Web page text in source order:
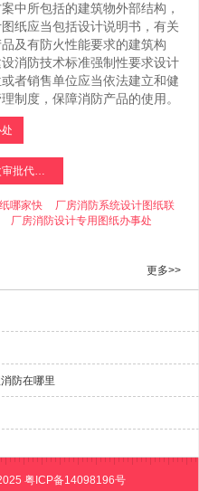
中所包括的建筑物外部结构，
纸应当包括设计说明书，有关
及有防火性能要求的建筑构
消防技术标准强制性要求设计
者销售单位应当依法建立和健
制度，保障消防产品的使用。
坪山专用工厂消防二次审批代办处
哪家快
厂房消防系统设计图纸联
厂房消防设计专用图纸办事处
更多>>
防在哪里
粤ICP备14098196号